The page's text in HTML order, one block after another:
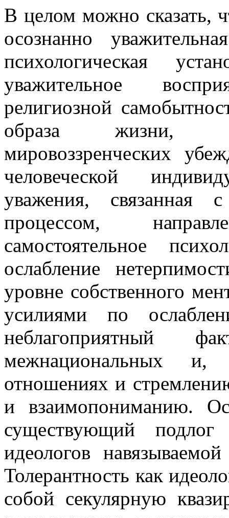
В целом можно сказать,
осознанно
психологическая
уважительное
религиозной
образа жизни,
мировоззренческих
человеческой
уважения, связанная
процессом,
самостоятельное
ослабление
уровне собственного
усилиями по
неблагоприятный
межнациональных
отношениях и
и взаимопониманию.
существующий
идеологов
Толерантность как
собой секулярную